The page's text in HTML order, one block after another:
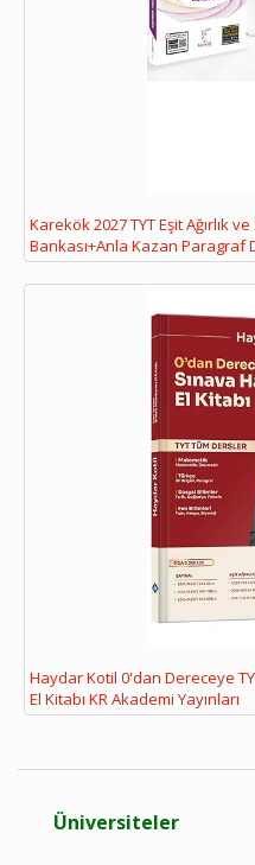
Karekök 2027 TYT Eşit Ağırlık
Bankası+Anla Kazan Paragraf
Haydar Kotil 0'dan Dereceye
El Kitabı KR Akademi Yayınları
Üniversiteler